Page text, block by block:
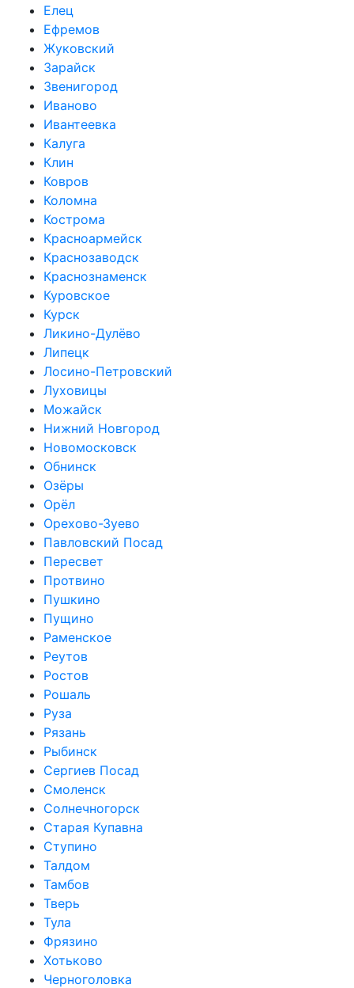
Елец
Ефремов
Жуковский
Зарайск
Звенигород
Иваново
Ивантеевка
Калуга
Клин
Ковров
Коломна
Кострома
Красноармейск
Краснозаводск
Краснознаменск
Куровское
Курск
Ликино-Дулёво
Липецк
Лосино-Петровский
Луховицы
Можайск
Нижний Новгород
Новомосковск
Обнинск
Озёры
Орёл
Орехово-Зуево
Павловский Посад
Пересвет
Протвино
Пушкино
Пущино
Раменское
Реутов
Ростов
Рошаль
Руза
Рязань
Рыбинск
Сергиев Посад
Смоленск
Солнечногорск
Старая Купавна
Ступино
Талдом
Тамбов
Тверь
Тула
Фрязино
Хотьково
Черноголовка